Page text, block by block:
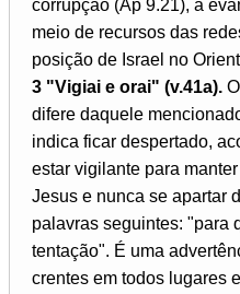
corrupção (Ap 9.21), a
meio de recursos das
posição de Israel no
3 "Vigiai e orai" (v.41a).
difere daquele
indica ficar despertado,
estar vigilante para
Jesus e nunca se apartar
palavras seguintes: "para
tentação". É uma
crentes em todos lugares